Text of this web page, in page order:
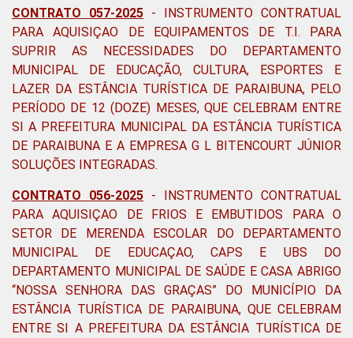
CONTRATO 057-2025 - INSTRUMENTO CONTRATUAL
PARA AQUISIÇAO DE EQUIPAMENTOS DE T.I. PARA
SUPRIR AS NECESSIDADES DO DEPARTAMENTO
MUNICIPAL DE EDUCAÇÃO, CULTURA, ESPORTES E
LAZER DA ESTÂNCIA TURÍSTICA DE PARAIBUNA, PELO
PERÍODO DE 12 (DOZE) MESES, QUE CELEBRAM ENTRE
SI A PREFEITURA MUNICIPAL DA ESTÂNCIA TURÍSTICA
DE PARAIBUNA E A EMPRESA G L BITENCOURT JÚNIOR
SOLUÇÕES INTEGRADAS.
CONTRATO 056-2025 - INSTRUMENTO CONTRATUAL
PARA AQUISIÇAO DE FRIOS E EMBUTIDOS PARA O
SETOR DE MERENDA ESCOLAR DO DEPARTAMENTO
MUNICIPAL DE EDUCAÇAO, CAPS E UBS DO
DEPARTAMENTO MUNICIPAL DE SAÚDE E CASA ABRIGO
“NOSSA SENHORA DAS GRAÇAS” DO MUNICÍPIO DA
ESTÂNCIA TURÍSTICA DE PARAIBUNA, QUE CELEBRAM
ENTRE SI A PREFEITURA DA ESTÂNCIA TURÍSTICA DE